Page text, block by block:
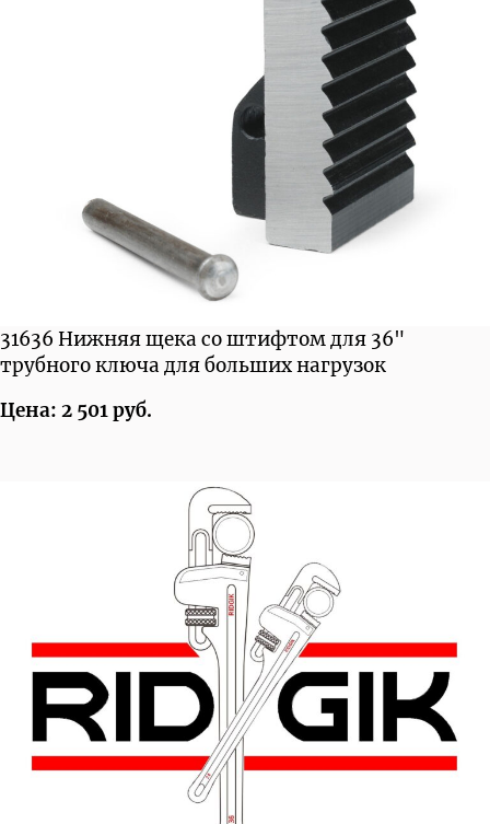
31636 Нижняя щека со штифтом для 36"
трубного ключа для больших нагрузок
Цена: 2 501 руб.